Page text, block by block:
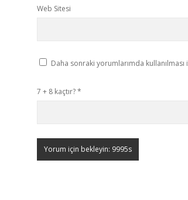
Web Sitesi
Daha sonraki yorumlarımda
7 + 8 kaçtır?*